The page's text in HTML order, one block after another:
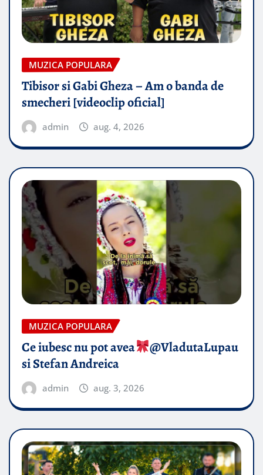
MUZICA POPULARA
Tibisor si Gabi Gheza – Am o banda de
smecheri [videoclip oficial]
admin aug. 4, 2026
MUZICA POPULARA
Ce iubesc nu pot avea
​@VladutaLupau
si Stefan Andreica
admin aug. 3, 2026